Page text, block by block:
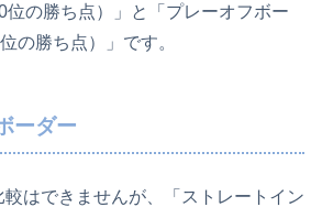
位の勝ち点）」と「プレーオフボー
の勝ち点）」です。
ーダー
はできませんが、「ストレートイン